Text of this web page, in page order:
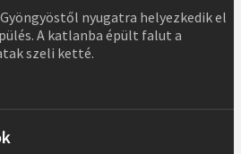
nyugatra helyezkedik el
A katlanba épült falut a
szeli ketté.